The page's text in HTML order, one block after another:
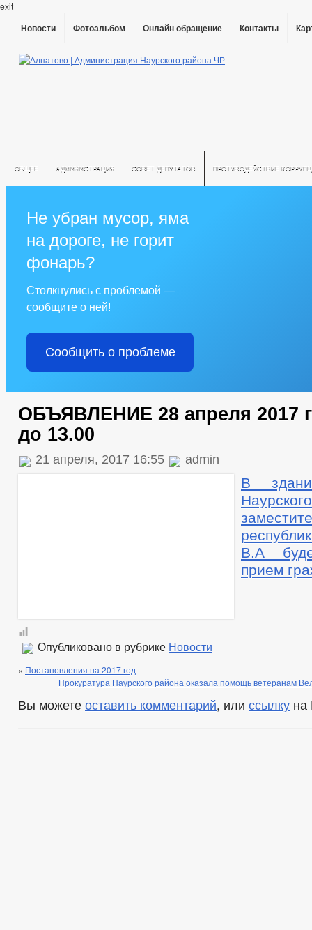
exit
Новости Фотоальбом Онлайн обращение Контакты
ОБЩЕЕ АДМИНИСТРАЦИЯ СОВЕТ ДЕПУТАТОВ ПРОТИВОДЕЙСТВИЕ
Не убран мусор, яма
на дороге, не горит
фонарь?
Столкнулись с проблемой —
сообщите о ней!
Сообщить о проблеме
ОБЪЯВЛЕНИЕ 28 апреля 2017
до 13.00
21 апреля, 2017 16:55 admin
В
В.А
прием
Опубликовано в рубрике Новости
« Постановления на 2017 год
Прокуратура Наурского района оказала помощь ветеранам
Вы можете оставить комментарий, или ссылку на